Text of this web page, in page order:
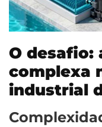
O desafio:
complexa
industrial